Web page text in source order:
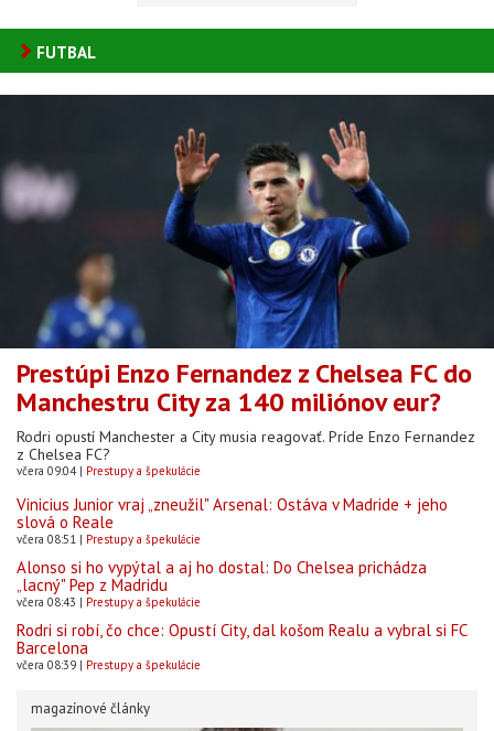
FUTBAL
Prestúpi Enzo Fernandez z Chelsea FC do
Manchestru City za 140 miliónov eur?
Rodri opustí Manchester a City musia reagovať. Príde Enzo Fernandez
z Chelsea FC?
včera 09:04 Prestupy a špekulácie
Vinicius Junior vraj „zneužil" Arsenal: Ostáva v Madride + jeho
slová o Reale
včera 08:51 Prestupy a špekulácie
Alonso si ho vypýtal a aj ho dostal: Do Chelsea prichádza
„lacný" Pep z Madridu
včera 08:43 Prestupy a špekulácie
Rodri si robí, čo chce: Opustí City, dal košom Realu a vybral si FC
Barcelona
včera 08:39 Prestupy a špekulácie
magazínové články